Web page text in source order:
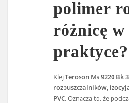
polimer
różnicę w
praktyce?
KlejTeroson Ms 9220 Bk
rozpuszczalników,
PVC. Oznacza to, że